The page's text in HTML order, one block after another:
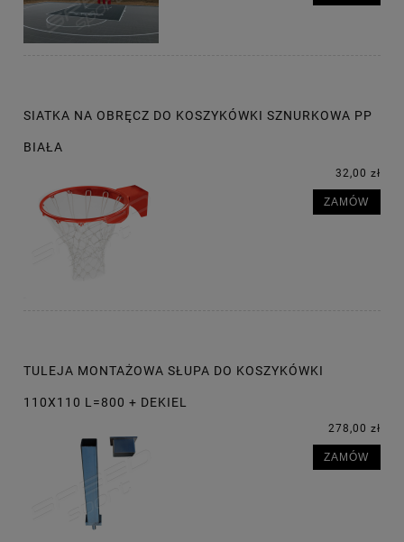
SIATKA NA OBRĘCZ DO KOSZYKÓWKI SZNURKOWA PP
BIAŁA
32,00 zł
ZAMÓW
TULEJA MONTAŻOWA SŁUPA DO KOSZYKÓWKI
110X110 L=800 + DEKIEL
278,00 zł
ZAMÓW